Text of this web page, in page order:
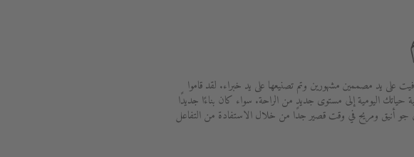
على يد مصممين مشهورين وتم تصنيعها على يد خبراء. لقد قاموا
جذابة لأكثر من 200 عام. لقد جعلنا من مهمتنا ترقية حياتك اليومية إلى مستوى جديد من الراحة. سواء كان بناءًا جديدًا
جو أنيق ومريح في وقت قصير جدًا من خلال الاستفادة من التفاعل